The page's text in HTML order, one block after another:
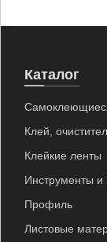
Каталог
Клей,
Клейкие ленты
Инструменты и
Профиль
Листовые